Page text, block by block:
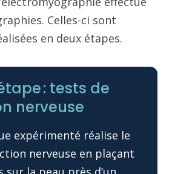
Celles-ci sont
en deux étapes.
: tests de
nerveuse
expérimenté réalise le
nerveuse en plaçant